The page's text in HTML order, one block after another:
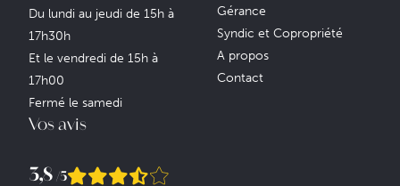
Du lundi au jeudi de 15h à
17h30h
Et le vendredi de 15h à
17h00
Fermé le samedi
Gérance
Syndic et Copropriété
A propos
Contact
Vos avis
3,8 /5